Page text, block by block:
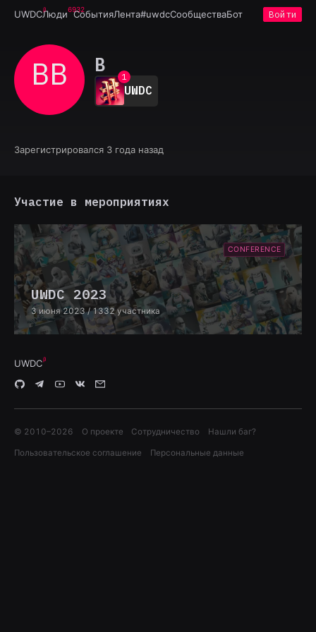
UWDCЛюди6932
СобытияЛента#uwdcСообществаБот Войти
ВВ В
1
2
3
6
UWDC
Зарегистрировался 3 года назад
Участие в мероприятиях
CONFERENCE
UWDC 2023
3 июня 2023 / 1332 участника
UWDC
© 2010–2026 О проекте Сотрудничество Нашли баг?
Пользовательское соглашение Персональные данные